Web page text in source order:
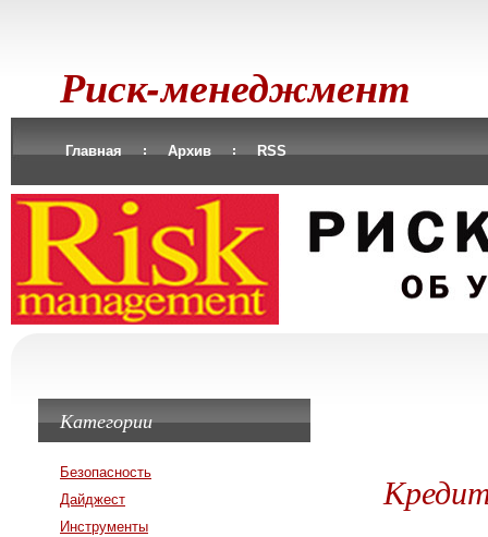
Риск-менеджмент
Главная Архив RSS
Категории
Безопасность
Дайджест
Инструменты